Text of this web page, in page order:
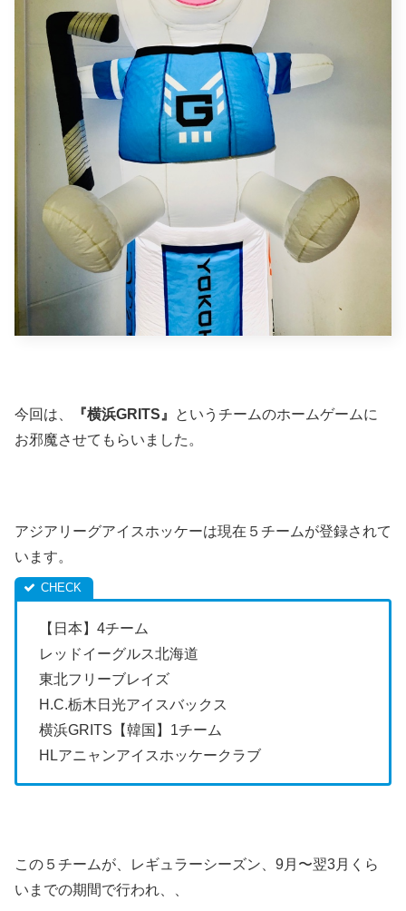
今回は、 『横浜GRITS』
というチームのホームゲームに
お邪魔させてもらいました。
アジアリーグアイスホッケーは現在５チームが登録されて
います。
【日本】4チーム
レッドイーグルス北海道
東北フリーブレイズ
H.C.栃木日光アイスバックス
横浜GRITS【韓国】1チーム
HLアニャンアイスホッケークラブ
この５チームが、レギュラーシーズン、9月〜翌3月くら
いまでの期間で行われ、、